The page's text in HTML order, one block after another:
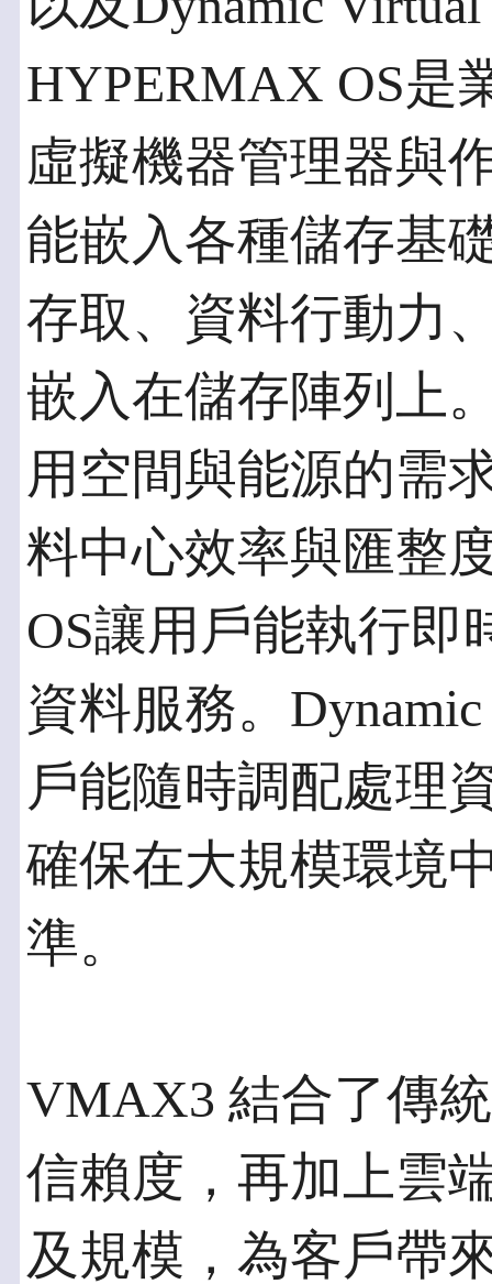
HYPERMAX OS是
虛擬機器管理器與
能嵌入各種儲存基
存取、資料行動力
嵌入在儲存陣列上
用空間與能源的需
料中心效率與匯整
OS讓用戶能執行即
資料服務。
戶能隨時調配處理
確保在大規模環境
準。
VMAX3 結合了傳
信賴度，再加上雲
及規模，為客戶帶